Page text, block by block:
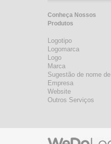
Conheça Nossos
Produtos
Logotipo
Logomarca
Logo
Marca
Sugestão de nome de
Empresa
Website
Outros Serviços